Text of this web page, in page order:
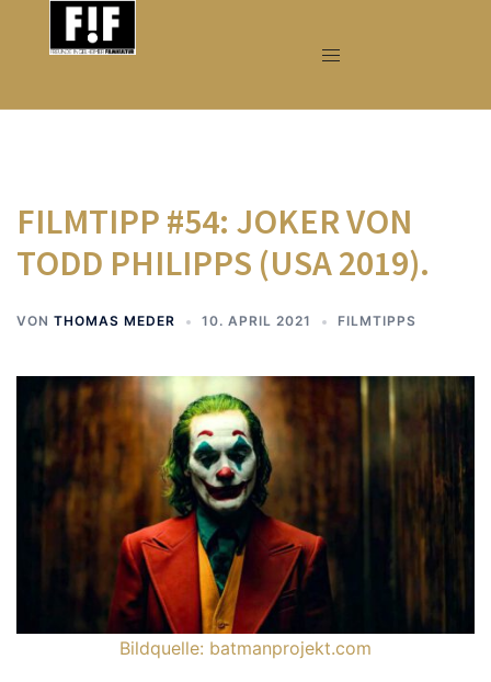
FILMTIPP #54: JOKER VON
TODD PHILIPPS (USA 2019).
VON THOMAS MEDER 10. APRIL 2021 FILMTIPPS
Bildquelle: batmanprojekt.com